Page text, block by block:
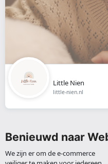
Little Nien
little-nien.nl
Benieuwd naar
We zijn er om de e-commerce